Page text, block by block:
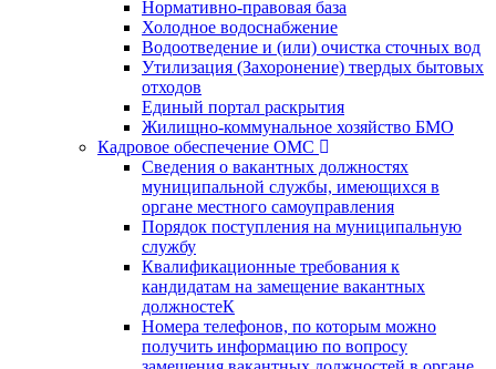
Нормативно-правовая база
Холодное водоснабжение
Водоотведение и (или) очистка сточных вод
Утилизация (Захоронение) твердых бытовых
отходов
Единый портал раскрытия
Жилищно-коммунальное хозяйство БМО
Кадровое обеспечение ОМС
Сведения о вакантных должностях
муниципальной службы, имеющихся в
органе местного самоуправления
Порядок поступления на муниципальную
службу
Квалификационные требования к
кандидатам на замещение вакантных
должностеК
Номера телефонов, по которым можно
получить информацию по вопросу